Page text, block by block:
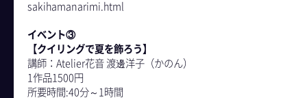
sakihamanarimi.html
イベント③
【クイリングで夏を飾ろう】
講師：Atelier花音 渡邊洋子（かのん）
1作品1500円
所要時間:40分～1時間